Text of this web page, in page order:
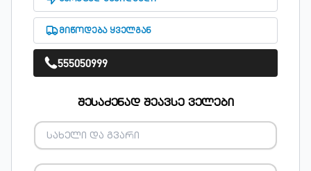
მიწოდება ყველგან
555050999
შესაძენად შეავსე ველები